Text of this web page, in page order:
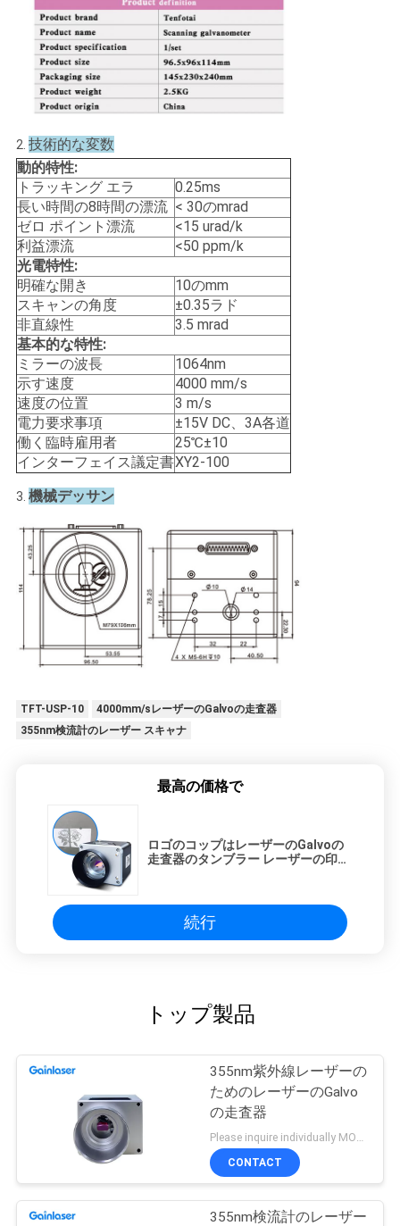
2. 技術的な変数
動的特性:
トラッキング エラ
0.25ms
長い時間の8時間の漂流 < 30のmrad
ゼロ ポイント漂流
<15 urad/k
利益漂流
<50 ppm/k
光電特性:
明確な開き
10のmm
スキャンの角度
±0.35ラド
非直線性
3.5 mrad
基本的な特性:
ミラーの波長
1064nm
示す速度
4000 mm/s
速度の位置
3 m/s
電力要求事項
±15V DC、3A各道
働く臨時雇用者
25℃±10
インターフェイス議定書XY2-100
3. 機械デッサン
TFT-USP-10
4000mm/sレーザーのGalvoの走査器
355nm検流計のレーザー スキャナ
最高の価格で
ロゴのコップはレーザーのGalvoの
走査器のタンブラー レーザーの印機
続行
トップ製品
355nm紫外線レーザーの
ためのレーザーのGalvo
の走査器
CONTACT
355nm検流計のレーザー